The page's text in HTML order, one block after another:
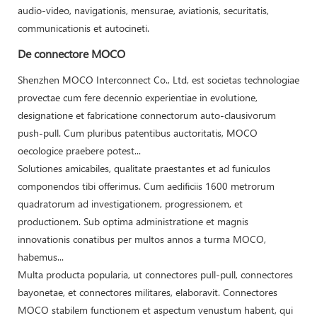
audio-video, navigationis, mensurae, aviationis, securitatis,
communicationis et autocineti.
De connectore MOCO
Shenzhen MOCO Interconnect Co., Ltd, est societas technologiae
provectae cum fere decennio experientiae in evolutione,
designatione et fabricatione connectorum auto-clausivorum
push-pull. Cum pluribus patentibus auctoritatis, MOCO
oecologice praebere potest...
Solutiones amicabiles, qualitate praestantes et ad funiculos
componendos tibi offerimus. Cum aedificiis 1600 metrorum
quadratorum ad investigationem, progressionem, et
productionem. Sub optima administratione et magnis
innovationis conatibus per multos annos a turma MOCO,
habemus...
Multa producta popularia, ut connectores pull-pull, connectores
bayonetae, et connectores militares, elaboravit. Connectores
MOCO stabilem functionem et aspectum venustum habent, qui